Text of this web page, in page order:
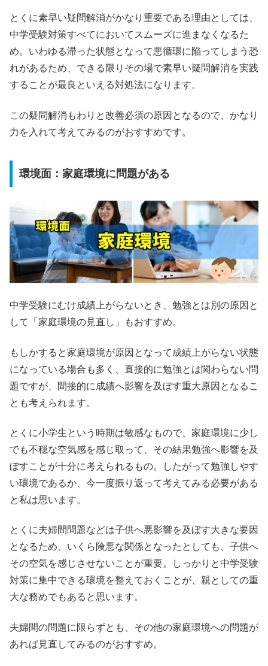
とくに素早い疑問解消がかなり重要である理由としては、
中学受験対策すべてにおいてスムーズに進まなくなるた
め。いわゆる滞った状態となって悪循環に陥ってしまう恐
れがあるため、できる限りその場で素早い疑問解消を実践
することが最良といえる対処法になります。
この疑問解消もわりと改善必須の原因となるので、かなり
力を入れて考えてみるのがおすすめです。
環境面：家庭環境に問題がある
中学受験にむけ成績上がらないとき、勉強とは別の原因と
して「家庭環境の見直し」もおすすめ。
もしかすると家庭環境が原因となって成績上がらない状態
になっている場合も多く、直接的に勉強とは関わらない問
題ですが、間接的に成績へ影響を及ぼす重大原因となるこ
とも考えられます。
とくに小学生という時期は敏感なもので、家庭環境に少し
でも不穏な空気感を感じ取って、その結果勉強へ影響を及
ぼすことが十分に考えられるもの。したがって勉強しやす
い環境であるか、今一度振り返って考えてみる必要がある
と私は思います。
とくに夫婦間問題などは子供へ悪影響を及ぼす大きな要因
となるため、いくら険悪な関係となったとしても、子供へ
その空気を感じさせないことが重要。しっかりと中学受験
対策に集中できる環境を整えておくことが、親としての重
大な務めでもあると思います。
夫婦間の問題に限らずとも、その他の家庭環境への問題が
あれば見直してみるのがおすすめ。